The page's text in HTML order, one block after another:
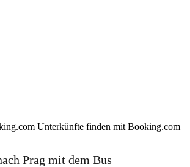
Unterkünfte finden mit Booking.com
Prag mit dem Bus